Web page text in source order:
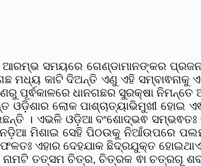
ଆରମ୍ଭ ସମୟରେ ଗେଣ୍ଡାମାନଙ୍କର
ମଧ୍ୟ କାଟି ଦିଅନ୍ତି ଏଣୁ ଏହି
ପୂର୍ଵକାଳରେ ଧାନଗଛର ସୁରକ୍ଷା
ଓଡ଼ିଶାର ଲୋକ ପାଶ୍ଚାତ୍ୟାଭିମୁଖୀ
। ଏଭଳି ଓଡ଼ିଆ ବଂଶୋଦ୍ଭଵ
ମିଶାଇ ସେହି ପିଠଉକୁ ନିଆଁଉପରେ ପଲମ
ଫଳତଃ ଏହାର ଦେହଯାକ ଛିଦ୍ରଯୁକ୍ତ
ନାମଟି ତତ୍ସମ ଚିତ୍ର, ଚିତ୍ରକ ଵା ଚତ୍ରଗୂ